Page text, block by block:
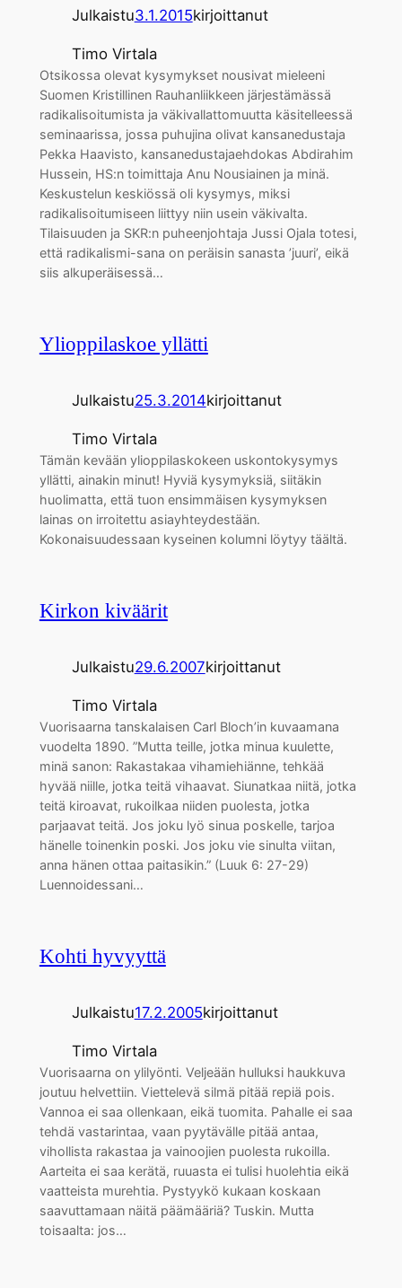
Julkaistu3.1.2015kirjoittanut
Timo Virtala
Otsikossa olevat kysymykset nousivat mieleeni
Suomen Kristillinen Rauhanliikkeen järjestämässä
radikalisoitumista ja väkivallattomuutta käsitelleessä
seminaarissa, jossa puhujina olivat kansanedustaja
Pekka Haavisto, kansanedustajaehdokas Abdirahim
Hussein, HS:n toimittaja Anu Nousiainen ja minä.
Keskustelun keskiössä oli kysymys, miksi
radikalisoitumiseen liittyy niin usein väkivalta.
Tilaisuuden ja SKR:n puheenjohtaja Jussi Ojala totesi,
että radikalismi-sana on peräisin sanasta ’juuri’, eikä
siis alkuperäisessä…
Ylioppilaskoe yllätti
Julkaistu25.3.2014kirjoittanut
Timo Virtala
Tämän kevään ylioppilaskokeen uskontokysymys
yllätti, ainakin minut! Hyviä kysymyksiä, siitäkin
huolimatta, että tuon ensimmäisen kysymyksen
lainas on irroitettu asiayhteydestään.
Kokonaisuudessaan kyseinen kolumni löytyy täältä.
Kirkon kiväärit
Julkaistu29.6.2007kirjoittanut
Timo Virtala
Vuorisaarna tanskalaisen Carl Bloch’in kuvaamana
vuodelta 1890. ”Mutta teille, jotka minua kuulette,
minä sanon: Rakastakaa vihamiehiänne, tehkää
hyvää niille, jotka teitä vihaavat. Siunatkaa niitä, jotka
teitä kiroavat, rukoilkaa niiden puolesta, jotka
parjaavat teitä. Jos joku lyö sinua poskelle, tarjoa
hänelle toinenkin poski. Jos joku vie sinulta viitan,
anna hänen ottaa paitasikin.” (Luuk 6: 27-29)
Luennoidessani…
Kohti hyvyyttä
Julkaistu17.2.2005kirjoittanut
Timo Virtala
Vuorisaarna on ylilyönti. Veljeään hulluksi haukkuva
joutuu helvettiin. Viettelevä silmä pitää repiä pois.
Vannoa ei saa ollenkaan, eikä tuomita. Pahalle ei saa
tehdä vastarintaa, vaan pyytävälle pitää antaa,
vihollista rakastaa ja vainoojien puolesta rukoilla.
Aarteita ei saa kerätä, ruuasta ei tulisi huolehtia eikä
vaatteista murehtia. Pystyykö kukaan koskaan
saavuttamaan näitä päämääriä? Tuskin. Mutta
toisaalta: jos…